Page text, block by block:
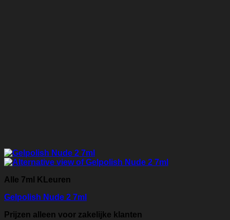
Alle 7ml KLeuren
Gelpolish Nude 2 7ml
Prijzen alleen voor zakelijke klanten